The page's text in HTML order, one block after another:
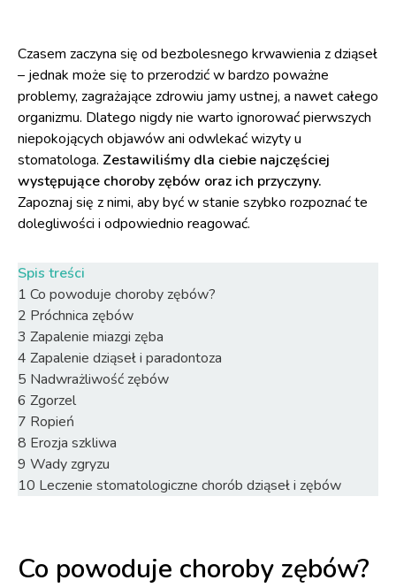
Czasem zaczyna się od bezbolesnego krwawienia z dziąseł
– jednak może się to przerodzić w bardzo poważne
problemy, zagrażające zdrowiu jamy ustnej, a nawet całego
organizmu. Dlatego nigdy nie warto ignorować pierwszych
niepokojących objawów ani odwlekać wizyty u
stomatologa. Zestawiliśmy dla ciebie najczęściej
występujące choroby zębów oraz ich przyczyny.
Zapoznaj się z nimi, aby być w stanie szybko rozpoznać te
dolegliwości i odpowiednio reagować.
Spis treści
1 Co powoduje choroby zębów?
2 Próchnica zębów
3 Zapalenie miazgi zęba
4 Zapalenie dziąseł i paradontoza
5 Nadwrażliwość zębów
6 Zgorzel
7 Ropień
8 Erozja szkliwa
9 Wady zgryzu
10 Leczenie stomatologiczne chorób dziąseł i zębów
Co powoduje choroby zębów?